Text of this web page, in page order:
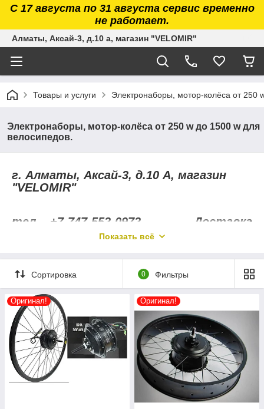
С 17 августа по 31 августа сервис временно
не работает.
Алматы, Аксай-3, д.10 а, магазин "VELOMIR"
Товары и услуги Электронаборы, мотор-колёса от 250
Электронаборы, мотор-колёса от 250 w до 1500 w для
велосипедов.
г. Алматы, Аксай-3, д.10 А, магазин
"VELOMIR"
тел. +7-747-552-0972 Доставка
Доставка по
Казахстану.
Мотор-колесо,
представляет собой бесщеточный мотор-
втулку, устанавливаемый на переднюю
или заднюю вилку, заспицованную под
необходимый размер колеса. Установив
привод на обычный велосипед получаем
гибридное транспортное средство:
электровелосипед
(человек+электромотор), в котором
физическая сила велосипедиста может
Показать всё
Сортировка 0 Фильтры
Оригинал! Оригинал!